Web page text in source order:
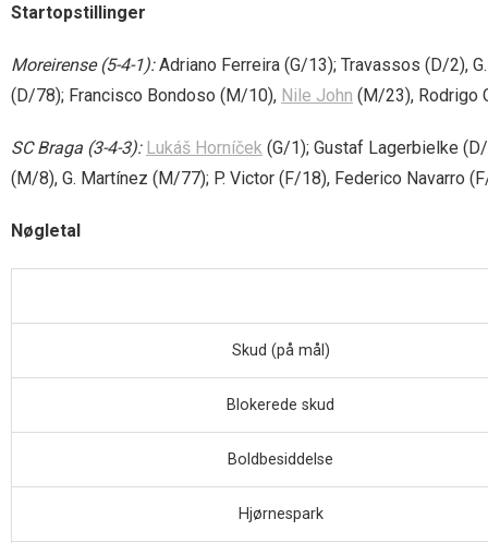
Startopstillinger
Moreirense (5-4-1):Adriano Ferreira (G/13); Travassos (D/2),
(D/78); Francisco Bondoso (M/10), Nile John (M/23), Rodrigo
SC Braga (3-4-3): Lukáš Horníček (G/1); Gustaf Lagerbielke
(M/8), G. Martínez (M/77); P. Victor (F/18), Federico Navarro
Nøgletal
Skud (på mål)
Blokerede skud
Boldbesiddelse
Hjørnespark